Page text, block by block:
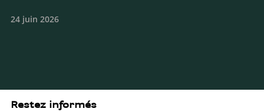
24 juin 2026
Restez informés